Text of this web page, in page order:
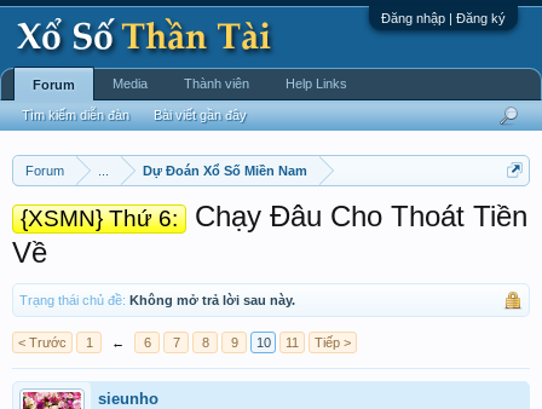
Đăng nhập | Đăng ký
Forum Dự Đoán Xổ Số Miền Nam
{XSMN} Thứ 6:
Chạy Đâu Cho Thoát Tiền
Về
Trạng thái chủ đề: Không mở trả lời sau này.
< Trước 1 ← 6 7 8 9 10 11 Tiếp >
sieunho
Forum
Tìm kiếm diễn đàn Bài viết gần đây
Media Thành viên Help Links